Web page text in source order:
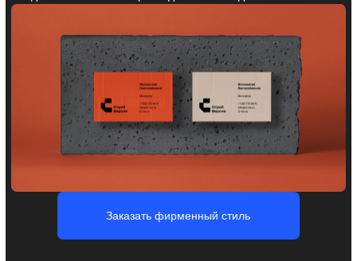
строительной компании — простое, запоминающееся
на рынке и привлечь внимание клиентов.